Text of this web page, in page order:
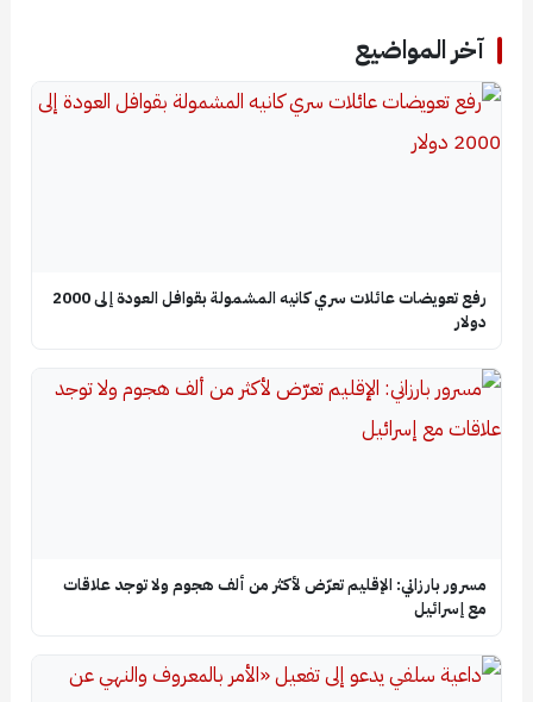
آخر المواضيع
رفع تعويضات عائلات سري كانيه المشمولة بقوافل العودة إلى 2000
دولار
مسرور بارزاني: الإقليم تعرّض لأكثر من ألف هجوم ولا توجد علاقات
مع إسرائيل